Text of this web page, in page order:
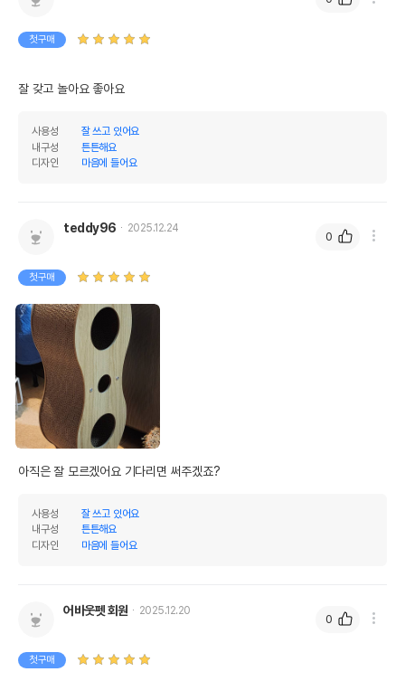
첫구매
잘 갖고 놀아요 좋아요
사용성
잘 쓰고 있어요
내구성
튼튼해요
디자인
마음에 들어요
teddy96 2025.12.24
첫구매
아직은 잘 모르겠어요 기다리면 써주겠죠?
사용성
잘 쓰고 있어요
내구성
튼튼해요
디자인
마음에 들어요
0
어바웃펫 회원 2025.12.20
첫구매
0